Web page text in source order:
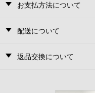
お支払方法について
配送について
返品交換について